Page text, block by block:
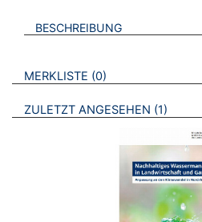
BESCHREIBUNG
VERWEISE AUF VERMERKTE-
MERKLISTE 0 BROSCHÜREN
ZULETZT ANGESEHEN 1